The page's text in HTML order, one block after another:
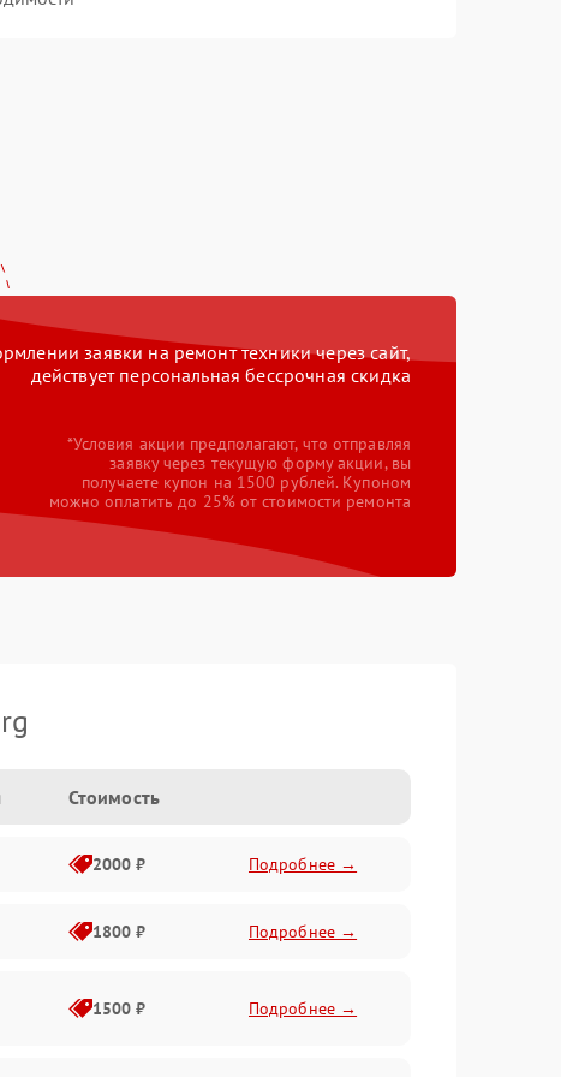
заявки на ремонт техники через сайт,
действует персональная бессрочная скидка
*Условия акции предполагают, что отправляя
заявку через текущую форму акции, вы
получаете купон на 1500 рублей. Купоном
можно оплатить до 25% от стоимости ремонта
Стоимость
2000 ₽ Подробнее →
1800 ₽ Подробнее →
1500 ₽ Подробнее →